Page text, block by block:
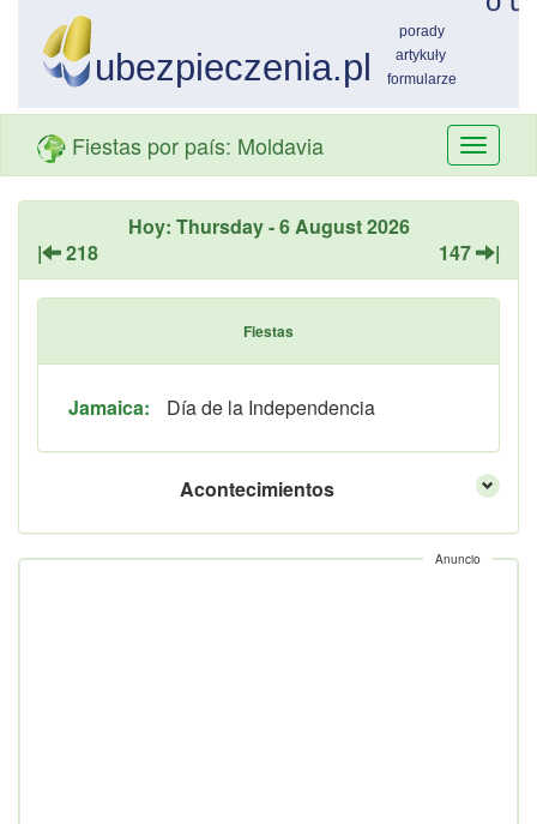
Fiestas por país: Moldavia
Hoy: Thursday - 6 August 2026
|
218 147 |
Fiestas
Jamaica: Día de la Independencia
Acontecimientos
Anuncio